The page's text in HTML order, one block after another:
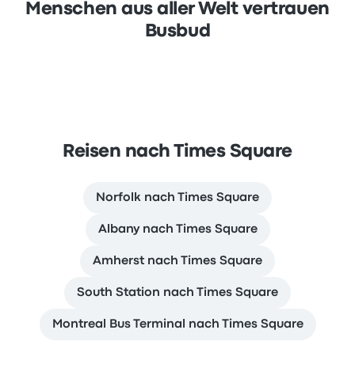
Menschen aus aller Welt vertrauen
Busbud
Reisen nach Times Square
Norfolk nach Times Square
Albany nach Times Square
Amherst nach Times Square
South Station nach Times Square
Montreal Bus Terminal nach Times Square